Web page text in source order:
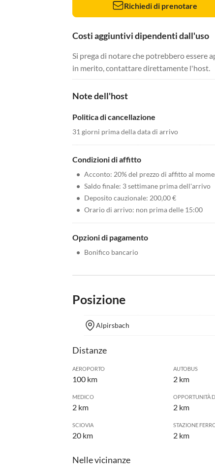
Richiedi di prenotare
Costi aggiuntivi dipendenti dall'uso
Si prega di notare che potrebbero essere
in merito, contattare direttamente l'host.
Note dell'host
Politica di cancellazione
31 giorni prima della data di arrivo
Condizioni di affitto
• Acconto: 20% del prezzo di affitto al
• Saldo finale: 3 settimane prima dell'arrivo
• Deposito cauzionale: 200,00 €
• Orario di arrivo: non prima delle 15:00
Opzioni di pagamento
• Bonifico bancario
Posizione
Alpirsbach
Distanze
AEROPORTO
100 km
AUTOBUS
2 km
MEDICO
2 km
OPPORTUNITÀ
2 km
SCIOVIA
20 km
STAZIONE
2 km
Nelle vicinanze